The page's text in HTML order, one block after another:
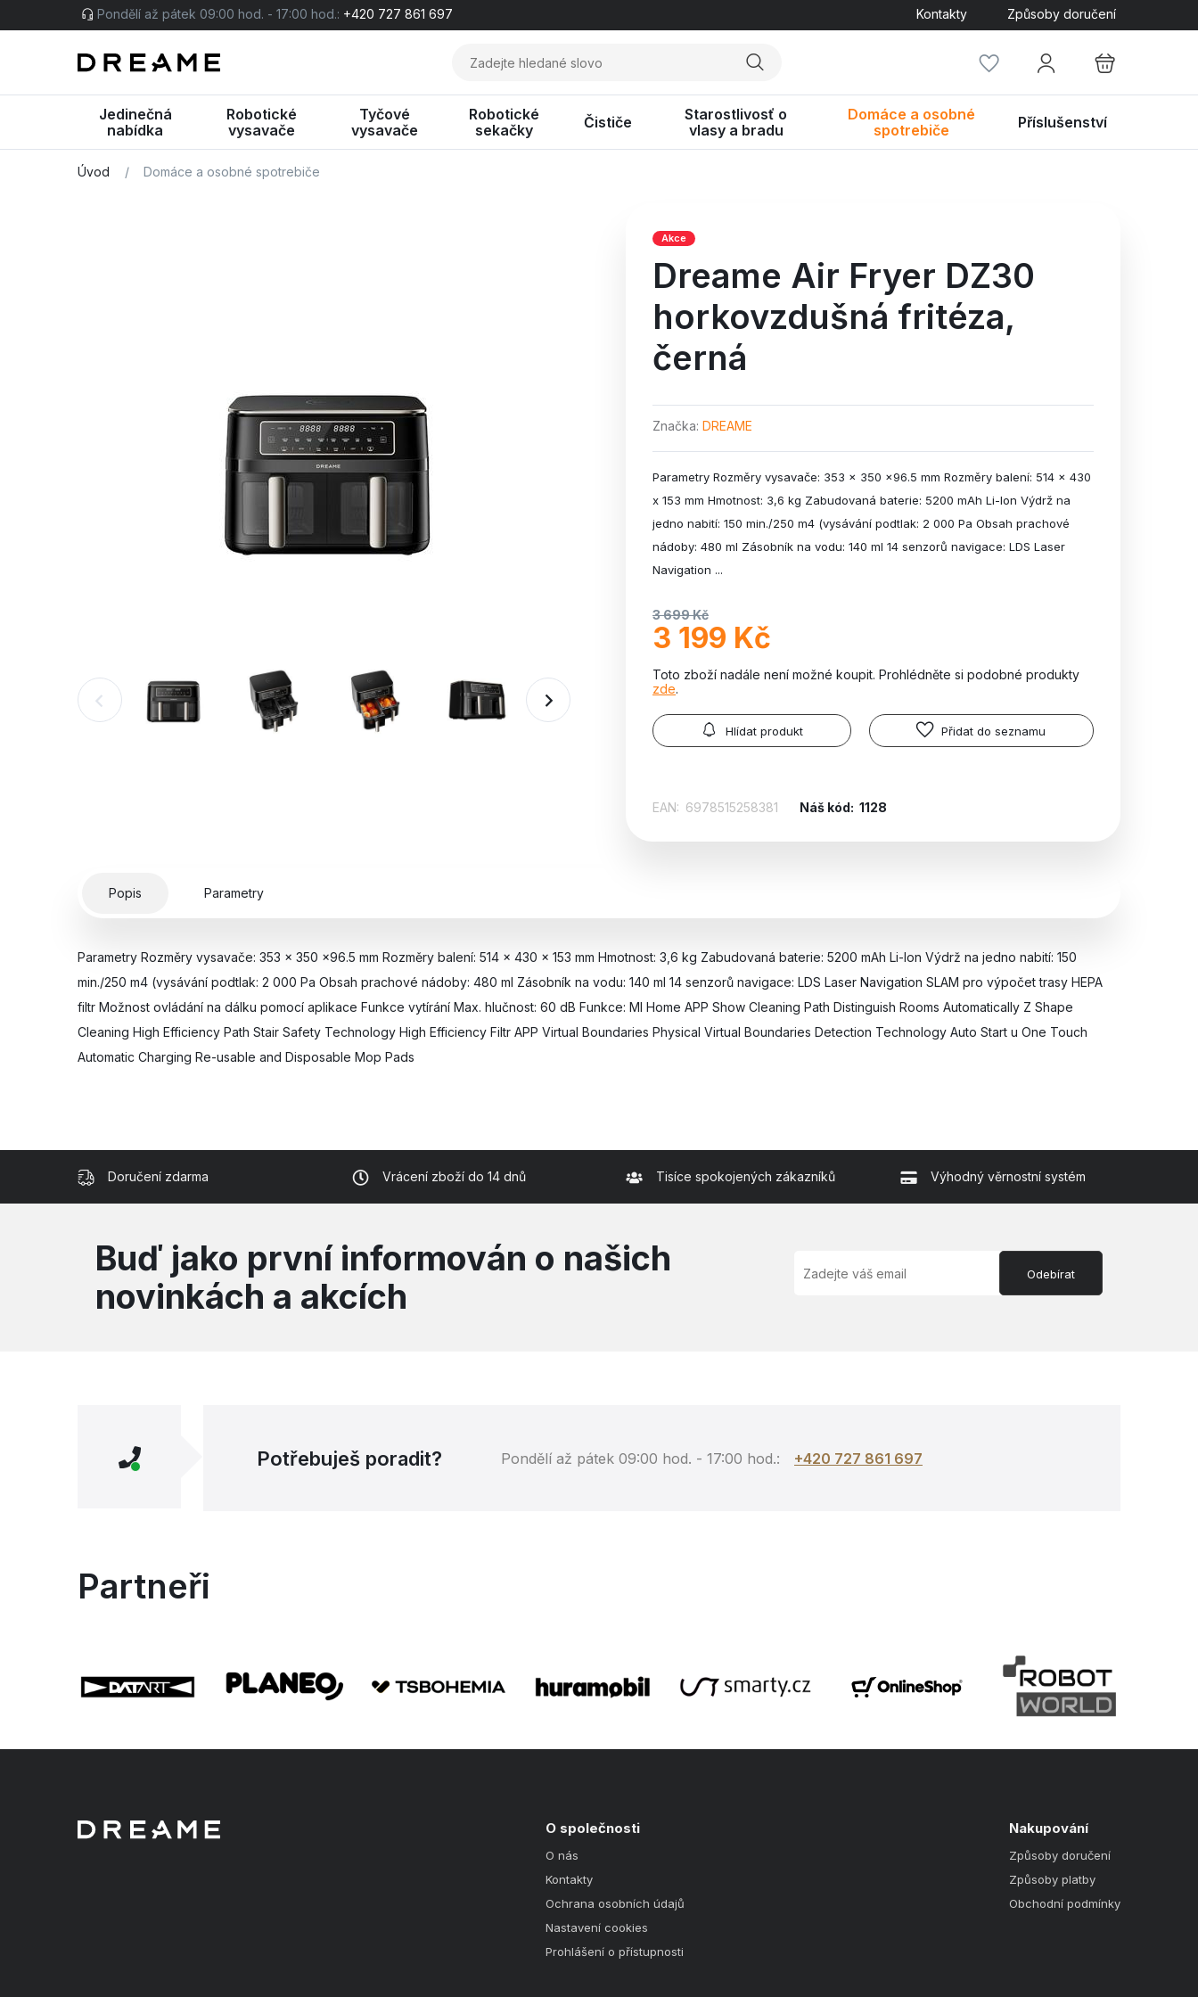
Pondělí až pátek 09:00 hod. - 17:00 hod.: +420 727 861 697 Kontakty Způsoby doručení
Jedinečná
nabídka
Robotické
vysavače
Tyčové
vysavače
Robotické
sekačky
Čističe
Starostlivosť o
vlasy a bradu
Domáce a osobné
spotrebiče
Příslušenství
Úvod / Domáce a osobné spotrebiče
Akce
Dreame Air Fryer DZ30
horkovzdušná fritéza,
černá
Značka DREAME
Parametry Rozměry vysavače: 353 x 350 x96.5 mm Rozměry balení: 514 x 430
x 153 mm Hmotnost: 3,6 kg Zabudovaná baterie: 5200 mAh Li-Ion Výdrž na
jedno nabití: 150 min./250 m4 (vysávání podtlak: 2 000 Pa Obsah prachové
nádoby: 480 ml Zásobník na vodu: 140 ml 14 senzorů navigace: LDS Laser
Navigation ...
3 699 Kč
3 199 Kč
Toto zboží nadále není možné koupit. Prohlédněte si podobné produkty
zde.
Hlídat produkt Přidat do seznamu
EAN: 6978515258381 Náš kód: 1128
Popis Parametry
Parametry Rozměry vysavače: 353 x 350 x96.5 mm Rozměry balení: 514 x 430 x 153 mm Hmotnost: 3,6 kg Zabudovaná baterie: 5200 mAh Li-Ion Výdrž na jedno nabití: 150
min./250 m4 (vysávání podtlak: 2 000 Pa Obsah prachové nádoby: 480 ml Zásobník na vodu: 140 ml 14 senzorů navigace: LDS Laser Navigation SLAM pro výpočet trasy HEPA
filtr Možnost ovládání na dálku pomocí aplikace Funkce vytírání Max. hlučnost: 60 dB Funkce: MI Home APP Show Cleaning Path Distinguish Rooms Automatically Z Shape
Cleaning High Efficiency Path Stair Safety Technology High Efficiency Filtr APP Virtual Boundaries Physical Virtual Boundaries Detection Technology Auto Start u One Touch
Automatic Charging Re-usable and Disposable Mop Pads
Doručení zdarma Vrácení zboží do 14 dnů Tisíce spokojených zákazníků Výhodný věrnostní systém
Buď jako první informován o našich
novinkách a akcích
Odebírat
Potřebuješ poradit? Pondělí až pátek 09:00 hod. - 17:00 hod.: +420 727 861 697
Partneři
O společnosti
O nás
Kontakty
Ochrana osobních údajů
Nastavení cookies
Prohlášení o přístupnosti
Nakupování
Způsoby doručení
Způsoby platby
Obchodní podmínky